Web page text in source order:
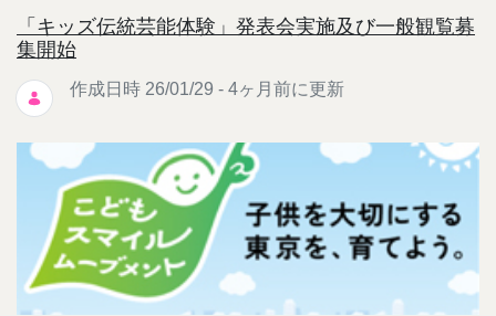
「キッズ伝統芸能体験」発表会実施及び一般観覧募
集開始
作成日時 26/01/29 - 4ヶ月前に更新